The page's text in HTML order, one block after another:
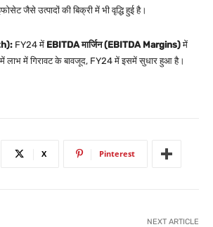
जैसे उत्पादों की बिक्री में भी वृद्धि हुई है।
FY24 में EBITDA मार्जिन (EBITDA Margins)में
लाभ में गिरावट के बावजूद, FY24 में इसमें सुधार हुआ है।
X Pinterest
NEXT ARTICLE